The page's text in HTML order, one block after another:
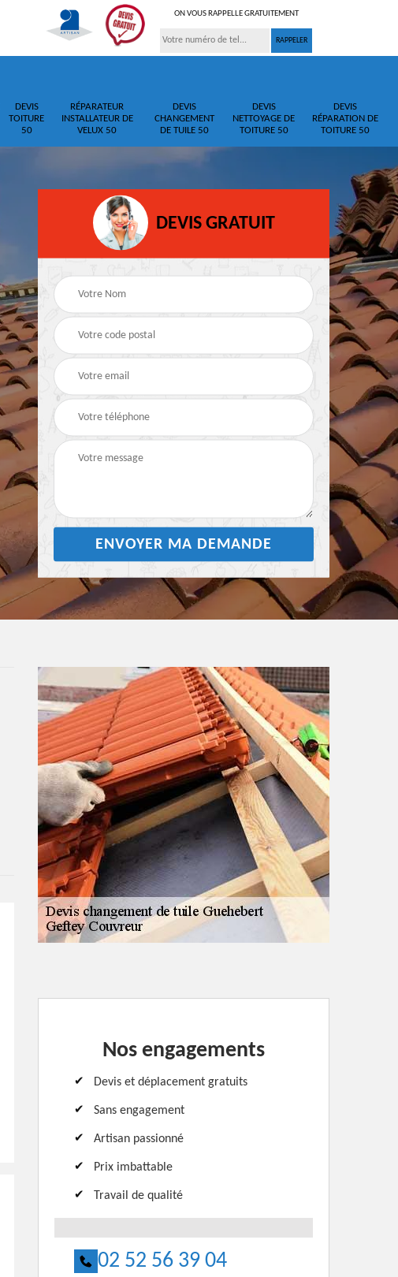
ON VOUS RAPPELLE GRATUITEMENT
DEVIS
TOITURE
50
RÉPARATEUR
INSTALLATEUR DE
VELUX 50
DEVIS
CHANGEMENT
DE TUILE 50
DEVIS
NETTOYAGE DE
TOITURE 50
DEVIS
RÉPARATION DE
TOITURE 50
DEVIS GRATUIT
Nos engagements
Devis et déplacement gratuits
Sans engagement
Artisan passionné
Prix imbattable
Travail de qualité
02 52 56 39 04